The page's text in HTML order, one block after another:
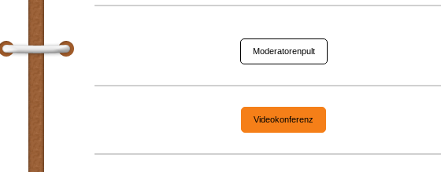
Moderatorenpult
Videokonferenz